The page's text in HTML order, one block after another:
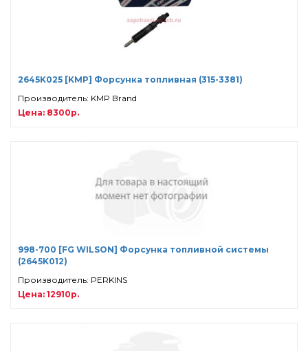
2645K025 [KMP] Форсунка топливная (315-3381)
Производитель: KMP Brand
Цена: 8300р.
998-700 [FG WILSON] Форсунка топливной системы
(2645K012)
Производитель: PERKINS
Цена: 12910р.